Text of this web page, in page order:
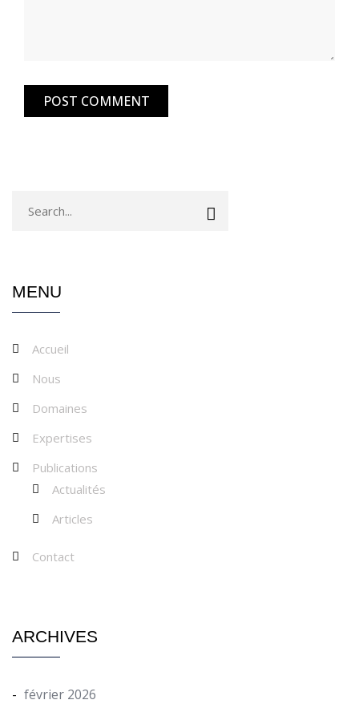
MENU
Accueil
Nous
Domaines
Expertises
Publications
Actualités
Articles
Contact
ARCHIVES
février 2026